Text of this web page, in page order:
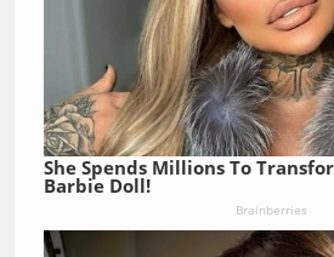
She Spends Millions To
Barbie Doll!
Brainberries